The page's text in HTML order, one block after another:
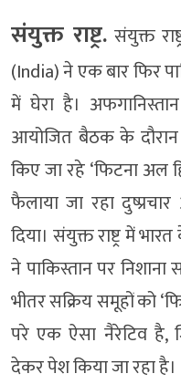
संयुक्त राष्ट्र.संयुक्त
(India) ने एक बार फिर
में घेरा है।
आयोजित बैठक के दौरान
किए जा रहे ‘फिटना अल
फैलाया जा रहा
दिया। संयुक्त राष्ट्र में
ने पाकिस्तान पर
भीतर सक्रिय समूहों को
परे एक ऐसा नैरेटिव है,
देकर पेश किया जा रहा है।